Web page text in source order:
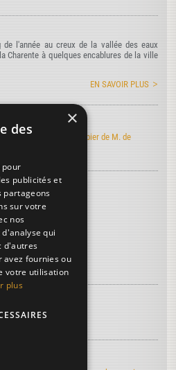
l'année au creux de la vallée des eaux
Charente à quelques encablures de la ville
EN SAVOIR PLUS
de l'Art de faire le papier de M. de
papier...
×
des
pour
publicités et
partageons
sur votre
nos
qui
d'autres
avez fournies ou
votre utilisation
plus